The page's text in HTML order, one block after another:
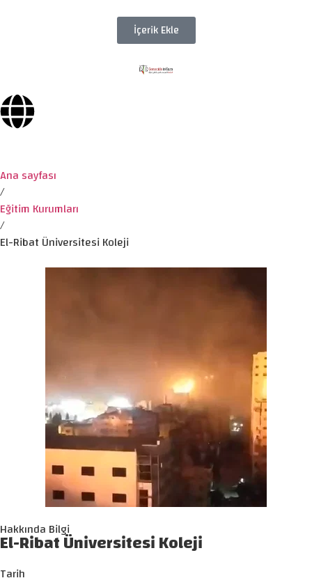
İçerik Ekle
Ana sayfası
/
Eğitim Kurumları
/
El-Ribat Üniversitesi Koleji
Hakkında Bilgi
El-Ribat Üniversitesi Koleji
Tarih